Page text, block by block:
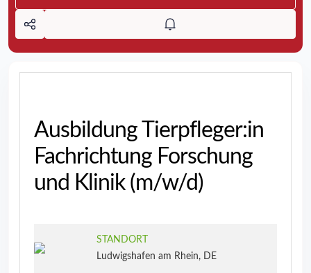
Ausbildung Tierpfleger:in
Fachrichtung Forschung
und Klinik (m/w/d)
STANDORT
Ludwigshafen am Rhein, DE